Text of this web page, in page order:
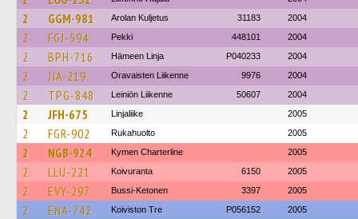
2 GGM-981 Arolan Kuljetus 31183 2004
2 FGJ-594 Pekki 448101 2004
2 BPH-716 Hämeen Linja P040233 2004
2 JJA-219 Oravaisten Liikenne 9976 2004
2 TPG-848 Leiniön Liikenne 50607 2004
2 JFH-675 Linjaliike 2005
2 FGR-902 Rukahuolto 2005
2 NGB-924 Kymen Charterline 2005
2 LLU-221 Koivuranta 6150 2005
2 EVY-297 Bussi-Ketonen 3397 2005
2 ENA-742 Koiviston Tre P056152 2005